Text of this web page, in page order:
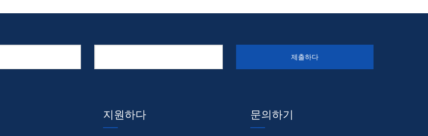
제출하다
지원하다 문의하기